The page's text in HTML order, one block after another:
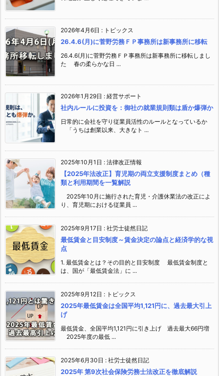
2026年4月6日 : トピックス
26.4.6(月)に菅野労務ＦＰ事務所は新事務所に移転
26.4.6(月)に菅野労務ＦＰ事務所は新事務所に移転しまし
た 春の柔らかな日 ...
2026年1月29日 : 経営サポート
社内ルールに投資を：御社の就業規則類は盾か爆弾か
日常的に会社を守り従業員活性のルールとなっているか
「うちは創業以来、大きなト ...
2025年10月1日 : 法律改正情報
【2025年法改正】育児期の両立支援制度まとめ（種
類と利用期間を一覧解説
2025年10月に施行された育児・介護休業法の改正によ
り、育児期における従業員 ...
2025年9月17日 : 社労士徒然日記
最低賃金と目安制度～賃金決定の論点と経済学的な視
点
1. 最低賃金とは？その目的と目安制度 最低賃金制度と
は、国が「最低賃金法」に ...
2025年9月12日 : トピックス
2025年最低賃金は全国平均1,121円に、過去最大引上
げ
最低賃金、全国平均1,121円に引き上げ 過去最大66円増
2025年度の最低 ...
2025年6月30日 : 社労士徒然日記
2025年 第9次社会保険労務士法改正を徹底解説